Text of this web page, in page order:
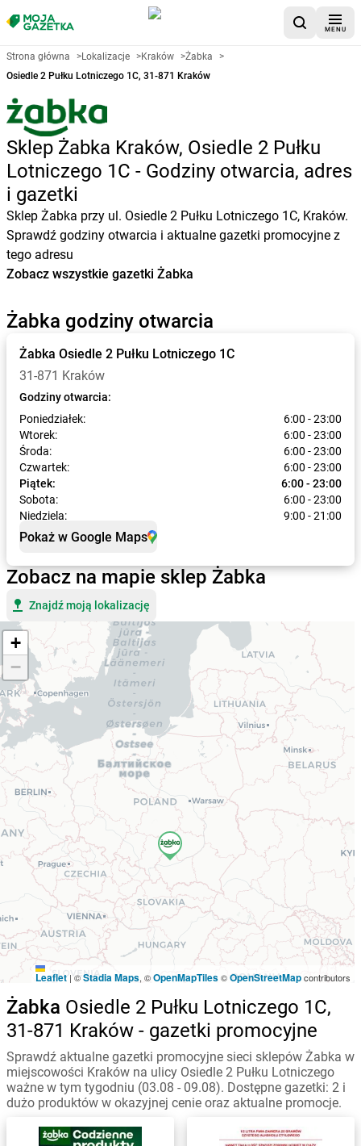
MENU
Strona główna >Lokalizacje >Kraków >Żabka
>
Osiedle 2 Pułku Lotniczego 1C, 31-871 Kraków
Sklep Żabka Kraków, Osiedle 2 Pułku
Lotniczego 1C - Godziny otwarcia, adres
i gazetki
Sklep Żabka przy ul. Osiedle 2 Pułku Lotniczego 1C, Kraków.
Sprawdź godziny otwarcia i aktualne gazetki promocyjne z
tego adresu
Zobacz wszystkie gazetki Żabka
Żabka godziny otwarcia
Żabka Osiedle 2 Pułku Lotniczego 1C
31-871 Kraków
Godziny otwarcia:
Poniedziałek:
6:00 - 23:00
Wtorek:
6:00 - 23:00
Środa:
6:00 - 23:00
Czwartek:
6:00 - 23:00
Piątek:
6:00 - 23:00
Sobota:
6:00 - 23:00
Niedziela:
9:00 - 21:00
Pokaż w Google Maps
Zobacz na mapie sklep Żabka
Znajdź moją lokalizację
+
−
Leaflet |©Stadia Maps, ©OpenMapTiles©OpenStreetMapcontributors
Żabka Osiedle 2 Pułku Lotniczego 1C,
31-871 Kraków - gazetki promocyjne
Sprawdź aktualne gazetki promocyjne sieci sklepów Żabka w
miejscowości Kraków na ulicy Osiedle 2 Pułku Lotniczego
ważne w tym tygodniu (03.08 - 09.08). Dostępne gazetki: 2 i
dużo produktów w okazyjnej cenie oraz aktualne promocje.